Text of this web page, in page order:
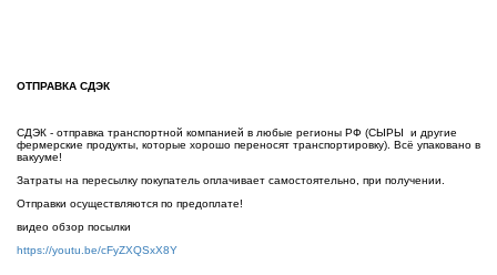
ОТПРАВКА СДЭК
СДЭК - отправка транспортной компанией в любые регионы РФ (СЫРЫ и другие
фермерские продукты, которые хорошо переносят транспортировку). Всё упаковано в
вакууме!
Затраты на пересылку покупатель оплачивает самостоятельно, при получении.
Отправки осуществляются по предоплате!
видео обзор посылки
https://youtu.be/cFyZXQSxX8Y